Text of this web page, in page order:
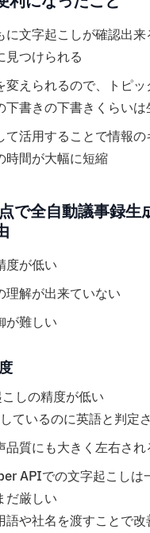
に文字起こしが確認出
見つけられる
変えられるので、トピ
下書きの下書きくらい
て活用することで情報の
時間が大幅に短縮
で全自動議事録生
度が低い
理解が出来ていない
が難しい
しの精度が低い
ているのに英語と判定
品質にも大きく左右され
APIでの文字起こしは
だ厳しい
や社名を渡すことで改